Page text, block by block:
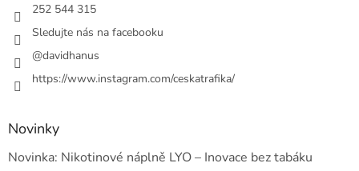
252 544 315
Sledujte nás na facebooku
@davidhanus
https://www.instagram.com/ceskatrafika/
Novinky
Novinka: Nikotinové náplně LYO – Inovace bez tabáku